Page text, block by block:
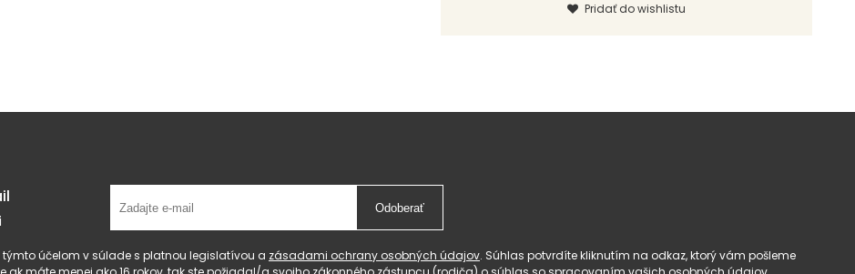
Pridať do wishlistu
Odoberať
účelom v súlade s platnou legislatívou a zásadami ochrany osobných údajov. Súhlas potvrdíte kliknutím na odkaz, ktorý vám pošleme